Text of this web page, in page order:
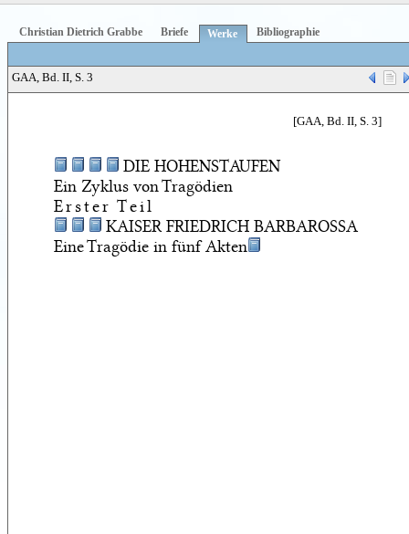
Christian Dietrich Grabbe Briefe Werke Bibliographie
GAA, Bd. II, S. 3
[GAA, Bd. II, S. 3]
DIE HOHENSTAUFEN
Ein Zyklus von Tragödien
Erster Teil
KAISER FRIEDRICH BARBAROSSA
Eine Tragödie in fünf Akten